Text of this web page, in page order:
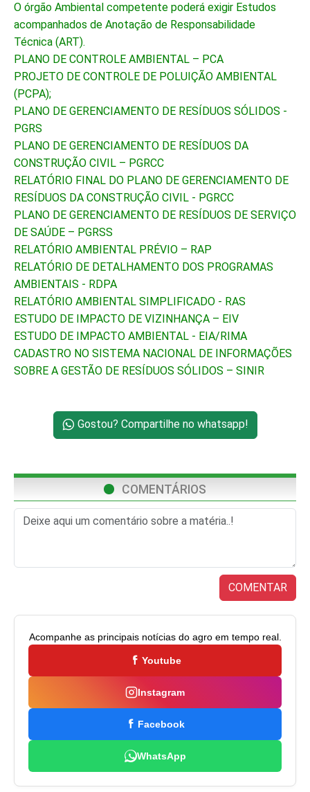
O órgão Ambiental competente poderá exigir Estudos
acompanhados de Anotação de Responsabilidade
Técnica (ART).
PLANO DE CONTROLE AMBIENTAL – PCA
PROJETO DE CONTROLE DE POLUIÇÃO AMBIENTAL
(PCPA);
PLANO DE GERENCIAMENTO DE RESÍDUOS SÓLIDOS -
PGRS
PLANO DE GERENCIAMENTO DE RESÍDUOS DA
CONSTRUÇÃO CIVIL – PGRCC
RELATÓRIO FINAL DO PLANO DE GERENCIAMENTO DE
RESÍDUOS DA CONSTRUÇÃO CIVIL - PGRCC
PLANO DE GERENCIAMENTO DE RESÍDUOS DE SERVIÇO
DE SAÚDE – PGRSS
RELATÓRIO AMBIENTAL PRÉVIO – RAP
RELATÓRIO DE DETALHAMENTO DOS PROGRAMAS
AMBIENTAIS - RDPA
RELATÓRIO AMBIENTAL SIMPLIFICADO - RAS
ESTUDO DE IMPACTO DE VIZINHANÇA – EIV
ESTUDO DE IMPACTO AMBIENTAL - EIA/RIMA
CADASTRO NO SISTEMA NACIONAL DE INFORMAÇÕES
SOBRE A GESTÃO DE RESÍDUOS SÓLIDOS – SINIR
Gostou? Compartilhe no whatsapp!
COMENTÁRIOS
COMENTAR
Acompanhe as principais notícias do agro em tempo real.
Youtube
Instagram
Facebook
WhatsApp